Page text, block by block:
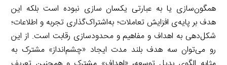
همگون‌سازی یا به عبارتی یکسان سازی نبوده است بلکه این
هدف بر پایه‌ی افزایش تعاملات؛ به‌اشتراک‌‌گذاری تجربه و اطلاعات؛
شکل‌دهی به اهداف و مفاهیم و محدودسازی رقابت است. از این
رو می‌توان سه هدف بلند مدت ایجاد «چشم‌انداز» مشترک به